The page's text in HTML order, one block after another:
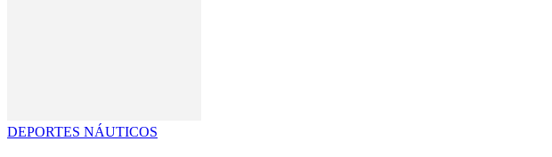
DEPORTES NÁUTICOS